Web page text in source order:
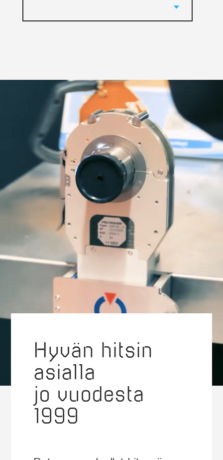
Hyvän hitsin
asialla
jo vuodesta
1999